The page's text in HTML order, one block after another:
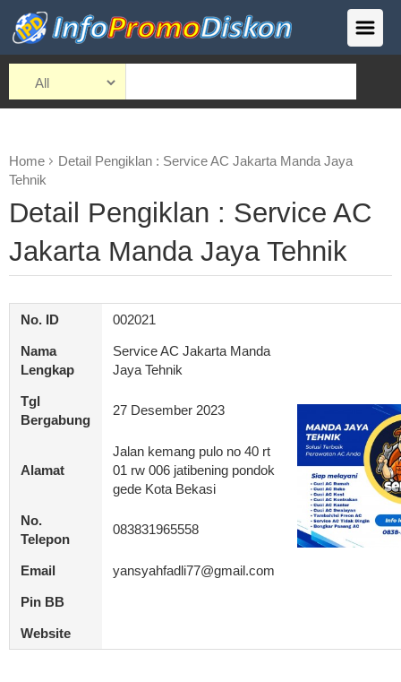
Home
Detail Pengiklan : Service AC Jakarta Manda Jaya
Tehnik
Detail Pengiklan : Service AC
Jakarta Manda Jaya Tehnik
No. ID 002021
Nama
Lengkap
Service AC Jakarta Manda
Jaya Tehnik
Tgl
Bergabung
27 Desember 2023
Alamat
Jalan kemang pulo no 40 rt
01 rw 006 jatibening pondok
gede Kota Bekasi
No.
Telepon
083831965558
Email yansyahfadli77@gmail.com
Pin BB
Website